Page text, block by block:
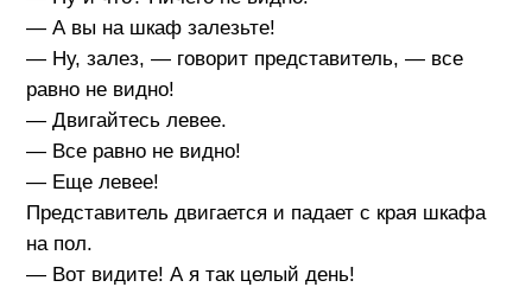
— А вы на шкаф залезьте!
— Ну, залез, — говорит представитель, — все
равно не видно!
— Двигайтесь левее.
— Все равно не видно!
— Еще левее!
Представитель двигается и падает с края шкафа
на пол.
— Вот видите! А я так целый день!